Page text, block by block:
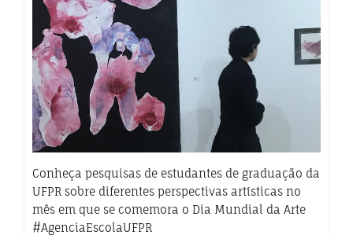
Conheça pesquisas de estudantes de graduação da
UFPR sobre diferentes perspectivas artísticas no
mês em que se comemora o Dia Mundial da Arte
#AgenciaEscolaUFPR